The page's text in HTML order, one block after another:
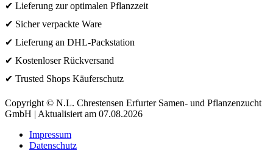
✔ Lieferung zur optimalen Pflanzzeit
✔ Sicher verpackte Ware
✔ Lieferung an DHL-Packstation
✔ Kostenloser Rückversand
✔ Trusted Shops Käuferschutz
Copyright © N.L. Chrestensen Erfurter Samen- und Pflanzenzucht
GmbH | Aktualisiert am 07.08.2026
Impressum
Datenschutz